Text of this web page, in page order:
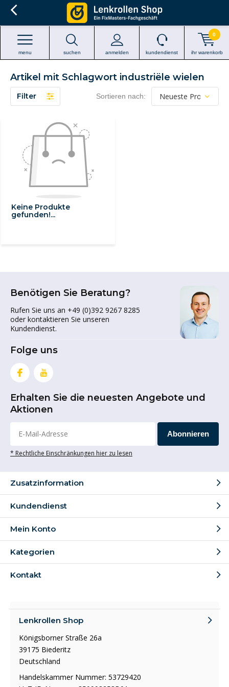
suchen anmelden
menu kundendienst ihr warenkorb
0
Artikel mit Schlagwort industriële wielen
Filter Sortieren nach:
Keine Produkte
gefunden!...
Benötigen Sie Beratung?
Rufen Sie uns an +49 (0)392 9267 8285
oder kontaktieren Sie unseren
Kundendienst.
Folge uns
Erhalten Sie die neuesten Angebote und
Aktionen
Abonnieren
* Rechtliche Einschränkungen hier zu lesen
Zusatzinformation
Kundendienst
Mein Konto
Kategorien
Kontakt
Lenkrollen Shop
Königsborner Straße 26a
39175 Biederitz
Deutschland
Handelskammer Nummer: 53729420